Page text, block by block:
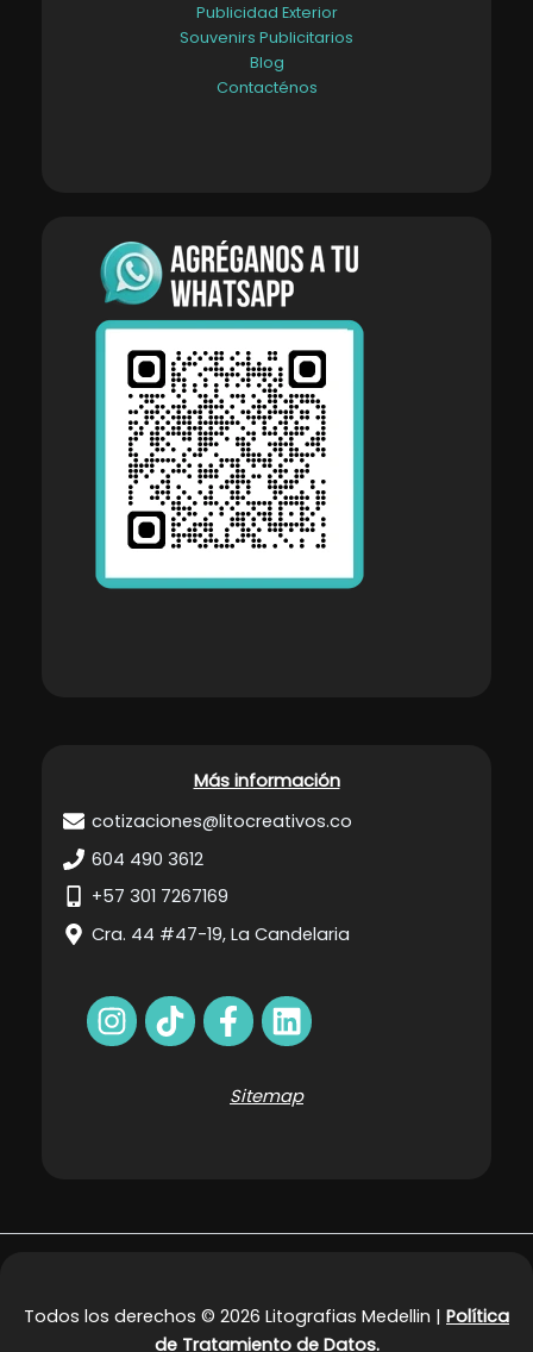
Publicidad Exterior
Souvenirs Publicitarios
Blog
Contacténos
Más información
cotizaciones@litocreativos.co
604 490 3612
+57 301 7267169
Cra. 44 #47-19, La Candelaria
Sitemap
Todos los derechos © 2026 Litografias Medellin | Política
de Tratamiento de Datos.